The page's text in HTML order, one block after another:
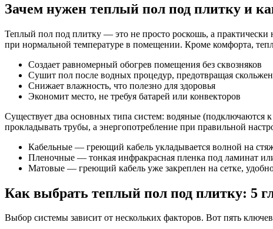
Зачем нужен теплый пол под плитку и
Теплый пол под плитку — это не просто роскошь, а практически
при нормальной температуре в помещении. Кроме комфорта,
Создает равномерный обогрев помещения без сквозняков
Сушит пол после водных процедур, предотвращая
Снижает влажность, что полезно для здоровья
Экономит место, не требуя батарей или конвекторов
Существует два основных типа систем: водяные (подключаются
прокладывать трубы, а энергопотребление при правильной
Кабельные — греющий кабель укладывается волной на
Пленочные — тонкая инфракрасная пленка под ламинат
Матовые — греющий кабель уже закреплен на сетке,
Как выбрать теплый пол под плитку: 5
Выбор системы зависит от нескольких факторов. Вот пять